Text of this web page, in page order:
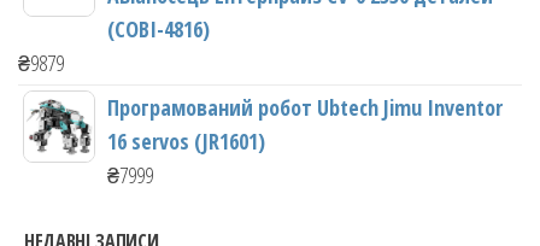
(COBI-4816)
₴9879
Програмований робот Ubtech Jimu Inventor
16 servos (JR1601)
₴7999